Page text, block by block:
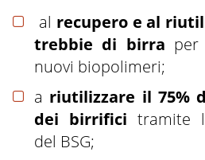
al recupero e al
trebbie di birra per
nuovi biopolimeri;
a riutilizzare il 75%
dei birrifici tramite
del BSG;